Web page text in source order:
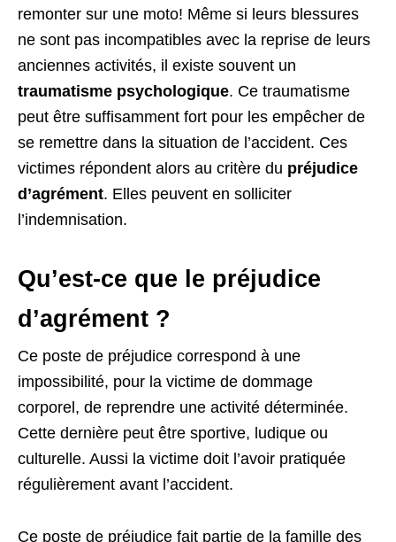
remonter sur une moto! Même si leurs blessures
ne sont pas incompatibles avec la reprise de leurs
anciennes activités, il existe souvent un
traumatisme psychologique. Ce traumatisme
peut être suffisamment fort pour les empêcher de
se remettre dans la situation de l’accident. Ces
victimes répondent alors au critère du préjudice
d’agrément. Elles peuvent en solliciter
l’indemnisation.
Qu’est-ce que le préjudice
d’agrément ?
Ce poste de préjudice correspond à une
impossibilité, pour la victime de dommage
corporel, de reprendre une activité déterminée.
Cette dernière peut être sportive, ludique ou
culturelle. Aussi la victime doit l’avoir pratiquée
régulièrement avant l’accident.
Ce poste de préjudice fait partie de la famille des